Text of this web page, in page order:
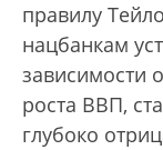
правилу
нацбанкам
зависимости
роста ВВП,
глубоко